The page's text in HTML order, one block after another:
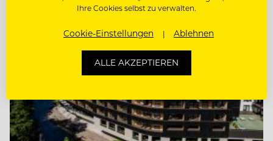
Ihre Cookies selbst zu verwalten.
Cookie-Einstellungen Ablehnen
ALLE AKZEPTIEREN